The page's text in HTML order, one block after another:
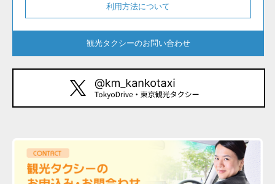
利用方法について
観光タクシーのお問い合わせ